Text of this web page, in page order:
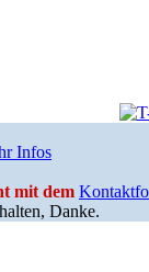
Infos
mit dem
Danke.